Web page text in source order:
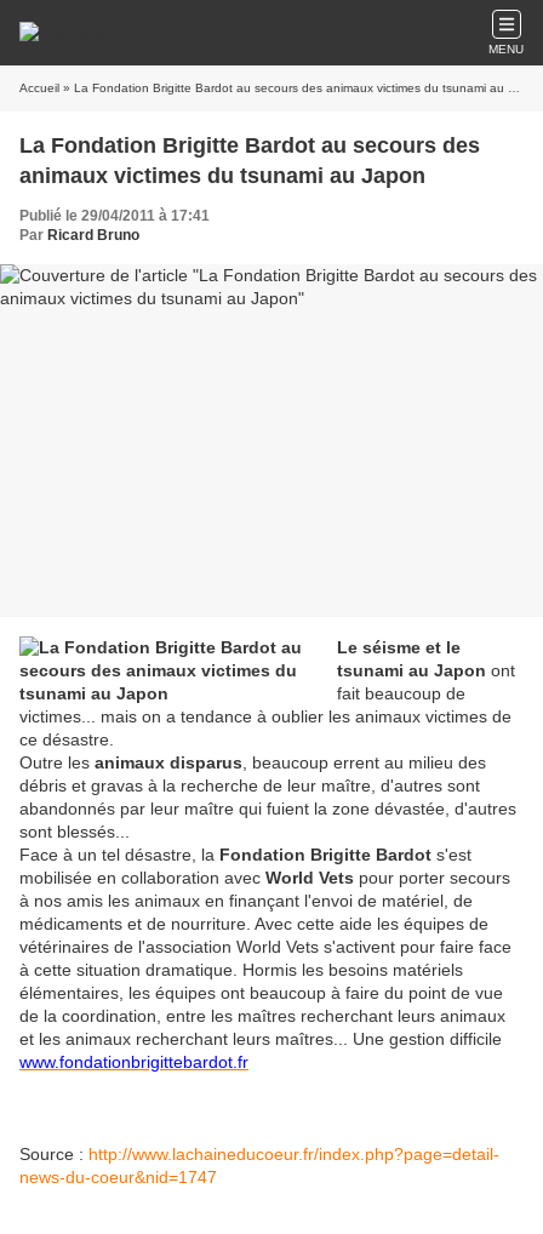
MENU
Accueil » La Fondation Brigitte Bardot au secours des animaux victimes du tsunami au Japon
La Fondation Brigitte Bardot au secours des
animaux victimes du tsunami au Japon
Publié le 29/04/2011 à 17:41
Par Ricard Bruno
Le séisme et le
tsunami au Japon ont
fait beaucoup de
victimes... mais on a tendance à oublier les animaux victimes de
ce désastre.
Outre les animaux disparus , beaucoup errent au milieu des
débris et gravas à la recherche de leur maître, d'autres sont
abandonnés par leur maître qui fuient la zone dévastée, d'autres
sont blessés...
Face à un tel désastre, la Fondation Brigitte Bardot s'est
mobilisée en collaboration avec World Vets pour porter secours
à nos amis les animaux en finançant l'envoi de matériel, de
médicaments et de nourriture. Avec cette aide les équipes de
vétérinaires de l'association World Vets s'activent pour faire face
à cette situation dramatique. Hormis les besoins matériels
élémentaires, les équipes ont beaucoup à faire du point de vue
de la coordination, entre les maîtres recherchant leurs animaux
et les animaux recherchant leurs maîtres... Une gestion difficile
www.fondationbrigittebardot.fr
Source : http://www.lachaineducoeur.fr/index.php?page=detail-
news-du-coeur&nid=1747